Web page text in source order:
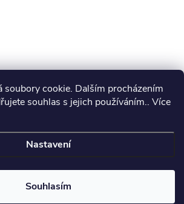
soubory cookie. Dalším procházením
souhlas s jejich používáním.. Více
Nastavení
Souhlasím